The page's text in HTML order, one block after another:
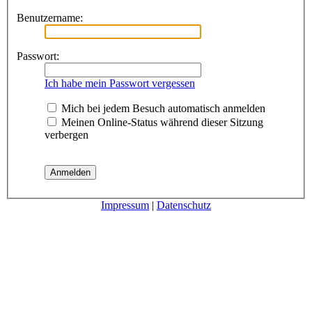
Benutzername:
Passwort:
Ich habe mein Passwort vergessen
Mich bei jedem Besuch automatisch anmelden
Meinen Online-Status während dieser Sitzung
verbergen
Impressum | Datenschutz